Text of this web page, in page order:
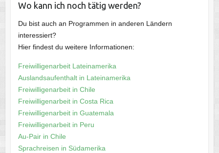
Wo kann ich noch tätig werden?
Du bist auch an Programmen in anderen Ländern
interessiert?
Hier findest du weitere Informationen:
Freiwilligenarbeit Lateinamerika
Auslandsaufenthalt in Lateinamerika
Freiwilligenarbeit in Chile
Freiwilligenarbeit in Costa Rica
Freiwilligenarbeit in Guatemala
Freiwilligenarbeit in Peru
Au-Pair in Chile
Sprachreisen in Südamerika